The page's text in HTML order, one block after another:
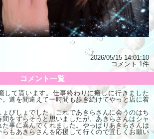
2026/05/15 14:01:10
コメント:1件
コメント一覧
して貰います。仕事終わりに癒しに行きました
道を間違えて一時間も歩き続けてやっと店に着
びしょでした。これであきらさんに会うのはち
間をずらそうと思いましたが。あきらさんはシャ
事に喜んでくれました。やっぱりあきらさんは
もあきらさんを応援して行くので宜しくお願い